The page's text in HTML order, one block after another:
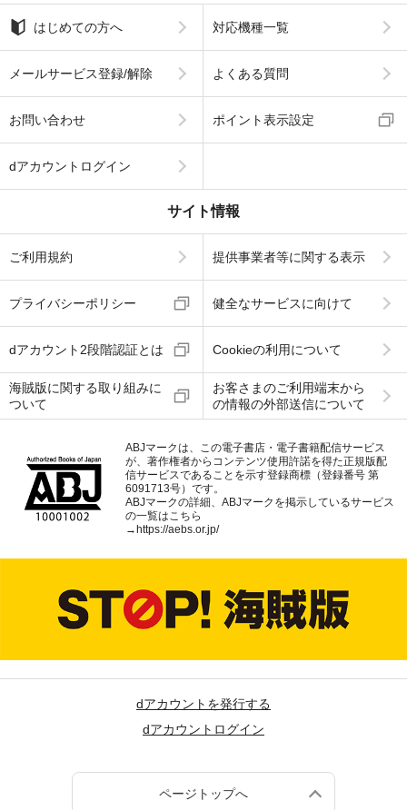
はじめての方へ 対応機種一覧
メールサービス登録/解除 よくある質問
お問い合わせ ポイント表示設定
dアカウントログイン
サイト情報
ご利用規約 提供事業者等に関する表示
プライバシーポリシー 健全なサービスに向けて
dアカウント2段階認証とは Cookieの利用について
海賊版に関する取り組みに
ついて
お客さまのご利用端末から
の情報の外部送信について
ABJマークは、この電子書店・電子書籍配信サービス
が、著作権者からコンテンツ使用許諾を得た正規版配
信サービスであることを示す登録商標（登録番号 第
6091713号）です。
ABJマークの詳細、ABJマークを掲示しているサービス
の一覧はこちら
→ https://aebs.or.jp/
dアカウントを発行する
dアカウントログイン
ページトップへ